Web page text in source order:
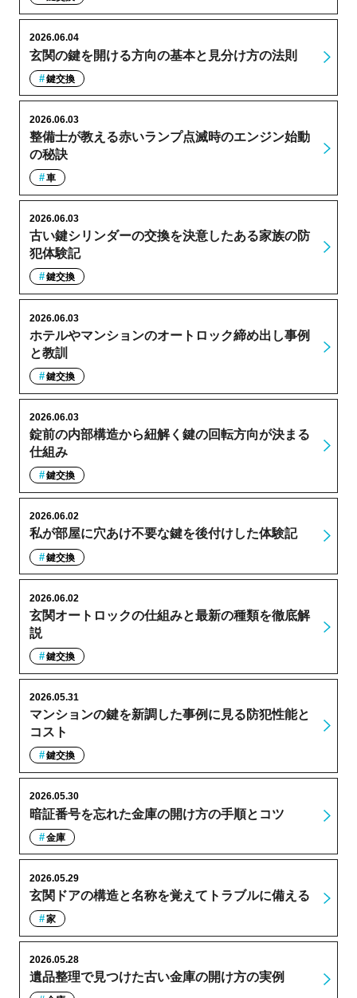
玄関の鍵を開ける方向の基本と見分け方の法則
2026.06.04
鍵交換
整備士が教える赤いランプ点滅時のエンジン始動
の秘訣
2026.06.03
車
古い鍵シリンダーの交換を決意したある家族の防
犯体験記
2026.06.03
鍵交換
ホテルやマンションのオートロック締め出し事例
と教訓
2026.06.03
鍵交換
錠前の内部構造から紐解く鍵の回転方向が決まる
仕組み
2026.06.03
鍵交換
私が部屋に穴あけ不要な鍵を後付けした体験記
2026.06.02
鍵交換
玄関オートロックの仕組みと最新の種類を徹底解
説
2026.06.02
鍵交換
マンションの鍵を新調した事例に見る防犯性能と
コスト
2026.05.31
鍵交換
暗証番号を忘れた金庫の開け方の手順とコツ
2026.05.30
金庫
玄関ドアの構造と名称を覚えてトラブルに備える
2026.05.29
家
遺品整理で見つけた古い金庫の開け方の実例
2026.05.28